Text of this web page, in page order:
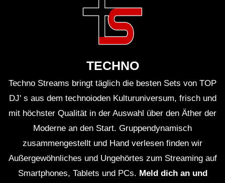
TECHNO
Techno Streams bringt täglich die besten Sets von TOP
DJ' s aus dem technoioden Kulturuniversum, frisch und
mit höchster Qualität in der Auswahl über den Äther der
Moderne an den Start. Gruppendynamisch
zusammengestellt und Hand verlesen finden wir
Außergewöhnliches und Ungehörtes zum Streaming auf
Smartphones, Tablets und PCs. Meld dich an und